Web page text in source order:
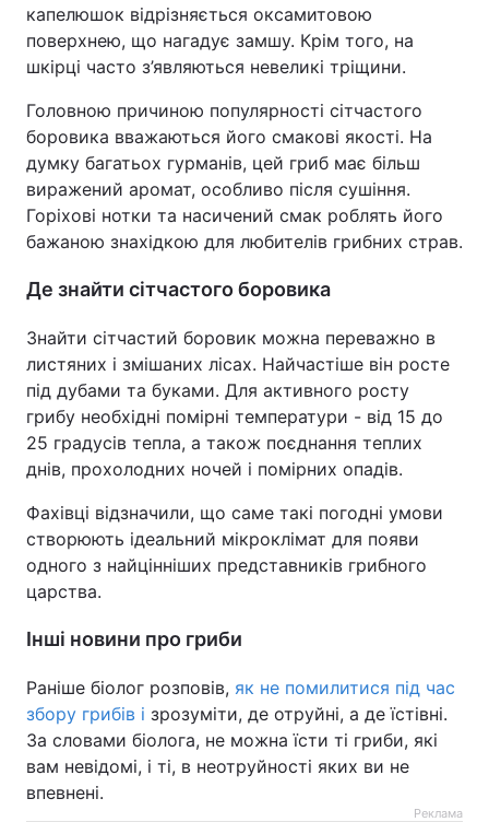
капелюшок відрізняється оксамитовою
поверхнею, що нагадує замшу. Крім того, на
шкірці часто з’являються невеликі тріщини.
Головною причиною популярності сітчастого
боровика вважаються його смакові якості. На
думку багатьох гурманів, цей гриб має більш
виражений аромат, особливо після сушіння.
Горіхові нотки та насичений смак роблять його
бажаною знахідкою для любителів грибних страв.
Де знайти сітчастого боровика
Знайти сітчастий боровик можна переважно в
листяних і змішаних лісах. Найчастіше він росте
під дубами та буками. Для активного росту
грибу необхідні помірні температури - від 15 до
25 градусів тепла, а також поєднання теплих
днів, прохолодних ночей і помірних опадів.
Фахівці відзначили, що саме такі погодні умови
створюють ідеальний мікроклімат для появи
одного з найцінніших представників грибного
царства.
Інші новини про гриби
Раніше біолог розповів, як не помилитися під час
збору грибів і зрозуміти, де отруйні, а де їстівні.
За словами біолога, не можна їсти ті гриби, які
вам невідомі, і ті, в неотруйності яких ви не
впевнені.
Реклама